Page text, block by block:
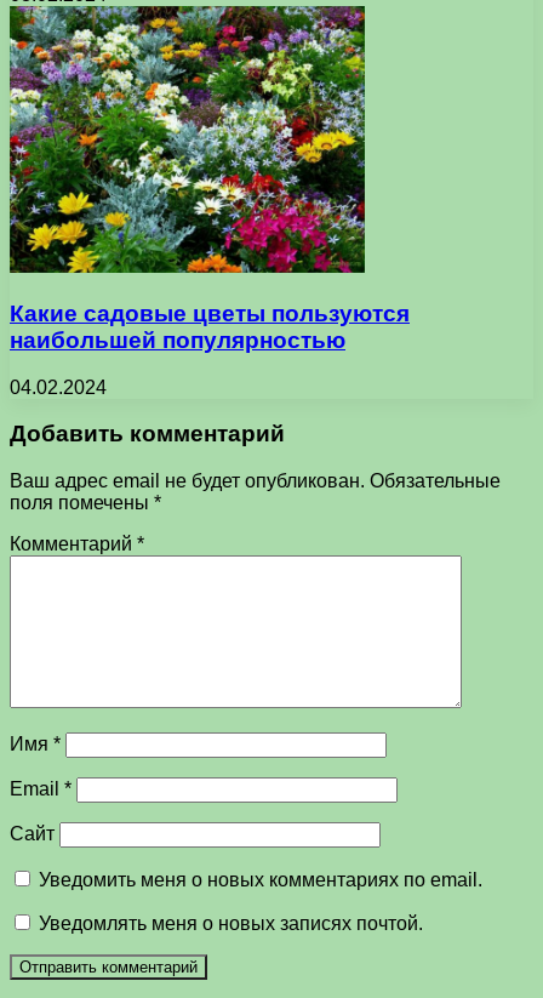
Какие садовые цветы пользуются
наибольшей популярностью
04.02.2024
Добавить комментарий
Ваш адрес email не будет опубликован. Обязательные
поля помечены *
Комментарий *
Имя *
Email *
Сайт
Уведомить меня о новых комментариях по email.
Уведомлять меня о новых записях почтой.